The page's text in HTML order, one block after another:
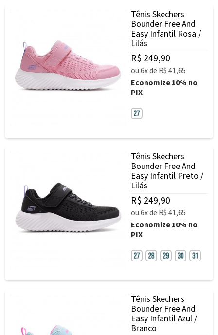
Tênis Skechers
Bounder Free And
Easy Infantil Rosa /
Lilás
R$ 249,90
ou6xde R$ 41,65
Economize10% no
PIX
Tênis Skechers
Bounder Free And
Easy Infantil Preto /
Lilás
R$ 249,90
ou6xde R$ 41,65
Economize10% no
PIX
Tênis Skechers
Bounder Free And
Easy Infantil Azul /
Branco